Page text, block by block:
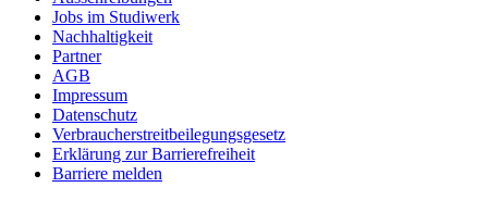
Jobs im Studiwerk
Nachhaltigkeit
Partner
AGB
Impressum
Datenschutz
Verbraucherstreitbeilegungsgesetz
Erklärung zur Barrierefreiheit
Barriere melden